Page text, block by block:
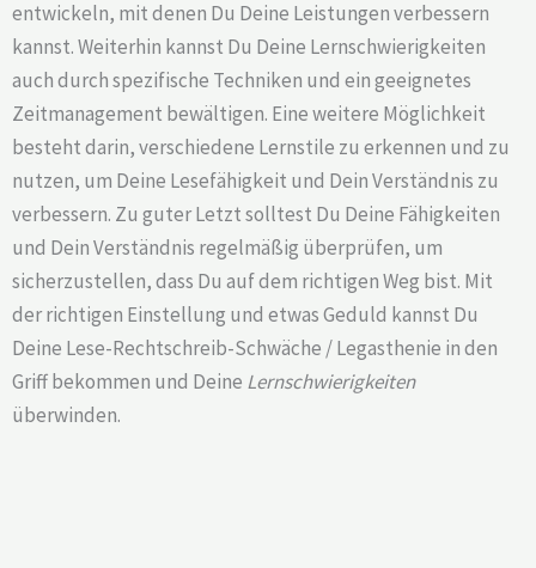
entwickeln, mit denen Du Deine Leistungen verbessern
kannst. Weiterhin kannst Du Deine Lernschwierigkeiten
auch durch spezifische Techniken und ein geeignetes
Zeitmanagement bewältigen. Eine weitere Möglichkeit
besteht darin, verschiedene Lernstile zu erkennen und zu
nutzen, um Deine Lesefähigkeit und Dein Verständnis zu
verbessern. Zu guter Letzt solltest Du Deine Fähigkeiten
und Dein Verständnis regelmäßig überprüfen, um
sicherzustellen, dass Du auf dem richtigen Weg bist. Mit
der richtigen Einstellung und etwas Geduld kannst Du
Deine Lese-Rechtschreib-Schwäche / Legasthenie in den
Griff bekommen und Deine Lernschwierigkeiten
überwinden.